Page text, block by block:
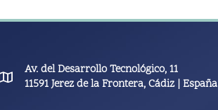
Av. del Desarrollo Tecnológico, 11
11591 Jerez de la Frontera, Cádiz | España